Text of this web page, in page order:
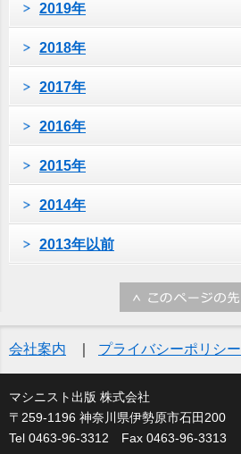
2019年
2018年
2017年
2016年
2015年
2014年
2013年以前
会社案内 プライバシーポリシー
マシニスト出版 株式会社
〒259-1196 神奈川県伊勢原市石田200
Tel 0463-96-3312 Fax 0463-96-3313